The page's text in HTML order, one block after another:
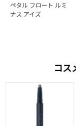
ペタル フロート ルミ
ナス アイズ
コス